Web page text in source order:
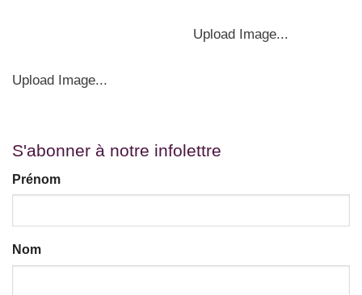
Upload Image...
Upload Image...
S'abonner à notre infolettre
Prénom
Nom